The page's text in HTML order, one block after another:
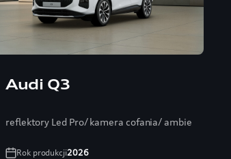
Audi Q3
reflektory Led Pro/ kamera cofania/ ambiente+/
Rok produkcji2026